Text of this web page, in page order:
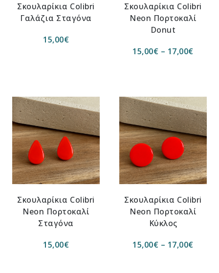
Σκουλαρίκια Colibri
Γαλάζια Σταγόνα
15,00€
Σκουλαρίκια Colibri
Νeon Πορτοκαλί
Donut
15,00€ – 17,00€
Σκουλαρίκια Colibri
Neon Πορτοκαλί
Σταγόνα
15,00€
Σκουλαρίκια Colibri
Neon Πορτοκαλί
Κύκλος
15,00€ – 17,00€